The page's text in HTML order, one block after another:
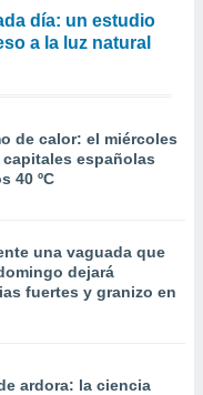
día: un estudio
a la luz natural
de calor: el miércoles
españolas
40 ºC
una vaguada que
dejará
fuertes y granizo en
ardora: la ciencia